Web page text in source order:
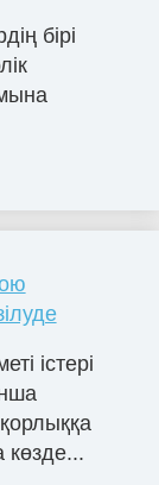
бірі
істері
көзде...